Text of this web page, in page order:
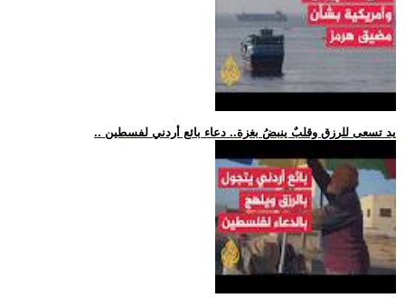
.. يد تسعى للرزق وقلبٌ ينبضُ بغزة.. دعاء بائع أردني لفسطين